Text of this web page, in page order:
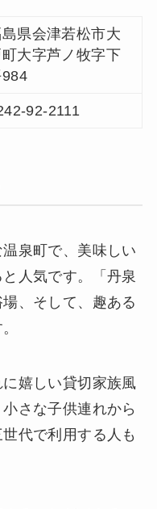
県会津若松市大
町大字芦ノ牧字下
92-2111
泉町で、美味しい
人気です。「丹泉
、そして、趣ある
に嬉しい貸切家族風
さな子供連れから
代で利用する人も